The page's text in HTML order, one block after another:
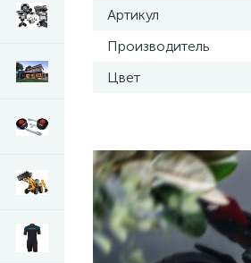
Артикул
Производитель
Цвет